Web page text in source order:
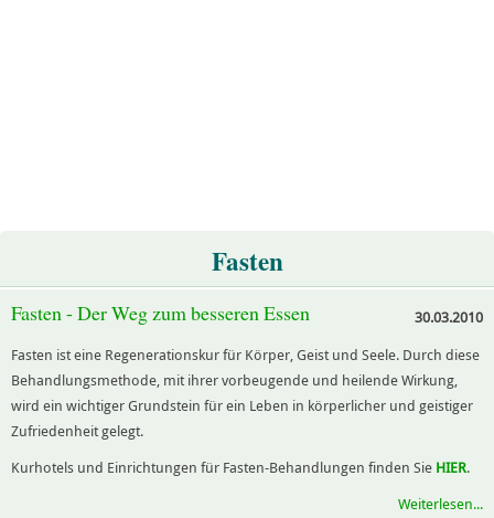
Fasten
Fasten - Der Weg zum besseren Essen
30.03.2010
Fasten ist eine Regenerationskur für Körper, Geist und Seele. Durch diese
Behandlungsmethode, mit ihrer vorbeugende und heilende Wirkung,
wird ein wichtiger Grundstein für ein Leben in körperlicher und geistiger
Zufriedenheit gelegt.
Kurhotels und Einrichtungen für Fasten-Behandlungen finden Sie HIER.
Weiterlesen...